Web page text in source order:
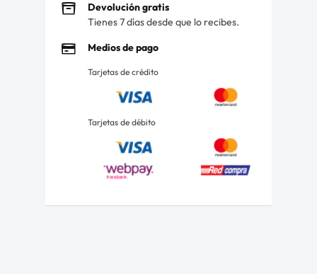
Devolución gratis
Tienes 7 días desde que lo recibes.
Medios de pago
Tarjetas de crédito
Tarjetas de débito